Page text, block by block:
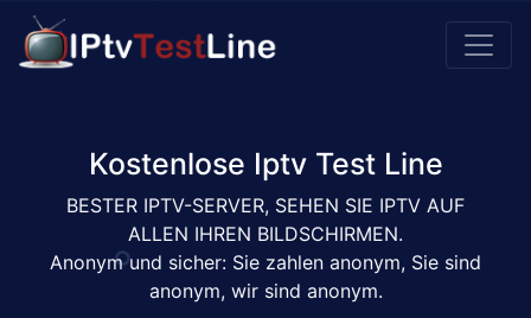
Kostenlose Iptv Test Line
BESTER IPTV-SERVER, SEHEN SIE IPTV AUF
ALLEN IHREN BILDSCHIRMEN.
Anonym und sicher: Sie zahlen anonym, Sie sind
anonym, wir sind anonym.